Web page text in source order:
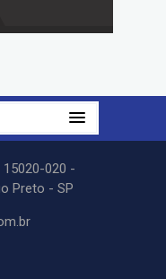
15020-020 -
Preto - SP